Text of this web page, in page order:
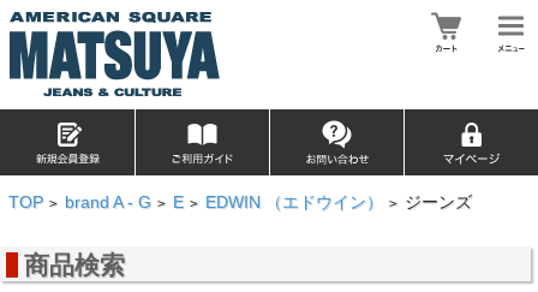
TOP > brand A - G > E > EDWIN （エドウイン） > ジーンズ
商品検索